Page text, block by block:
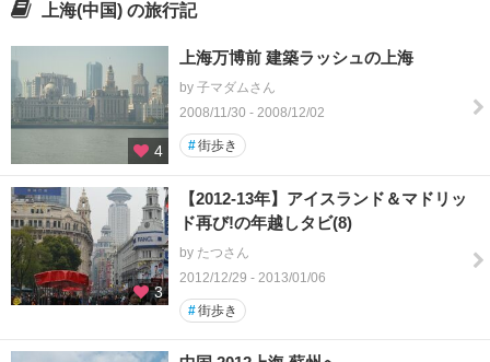
上海(中国) の旅行記
4
上海万博前 建築ラッシュの上海
by 子マダムさん
2008/11/30 - 2008/12/02
#街歩き
3
【2012‐13年】アイスランド＆マドリッ
ド再び!の年越しタビ(8)
by たつさん
2012/12/29 - 2013/01/06
#街歩き